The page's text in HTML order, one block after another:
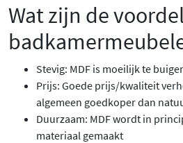
Wat zijn de
Stevig: MDF is moeilijk te
Prijs: Goede prijs/kwaliteit
algemeen goedkoper dan
Duurzaam: MDF wordt in
materiaal gemaakt